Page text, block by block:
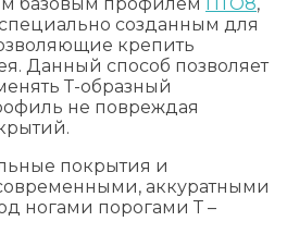
созданным для
крепить
Данный способ позволяет
Т-образный
не повреждая
покрытия и
аккуратными
ногами порогами Т –